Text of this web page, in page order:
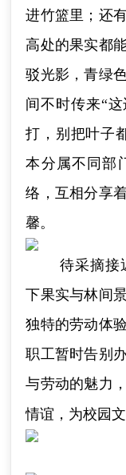
进竹篮里；还
高处的果实都
驳光影，青绿
间不时传来“
打，别把叶子
本分属不同部
络，互相分享
馨。
待采摘接
下果实与林间
独特的劳动体
职工暂时告别
与劳动的魅力
情谊，为校园